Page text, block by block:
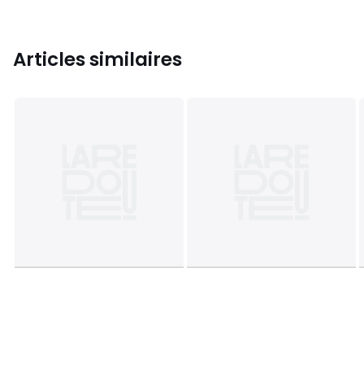
Articles similaires